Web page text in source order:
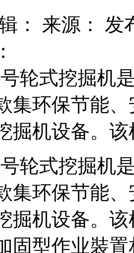
： 来源： 发
轮式挖掘机
集环保节能
掘机设备。
轮式挖掘机
集环保节能
掘机设备。
固型作业裝